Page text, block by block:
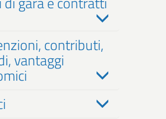
contributi,
vantaggi